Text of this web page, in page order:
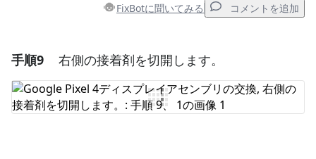
FixBotに聞いてみる コメントを追加
コメントを追加
コメントを追加
手順9 右側の接着剤を切開します。